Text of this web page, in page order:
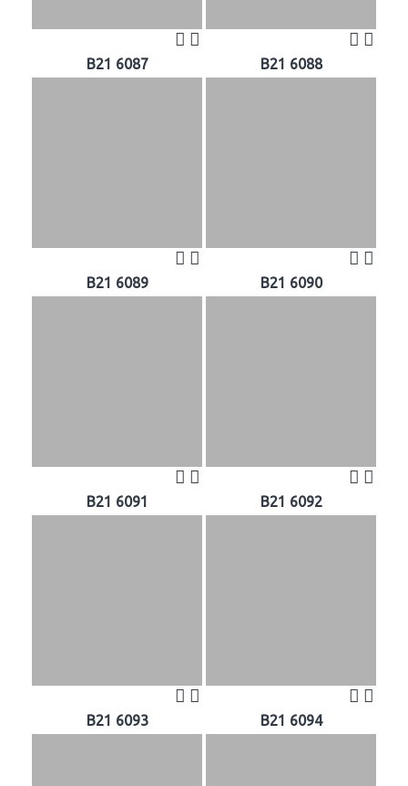
B21 6087 B21 6088
B21 6089 B21 6090
B21 6091 B21 6092
B21 6093 B21 6094